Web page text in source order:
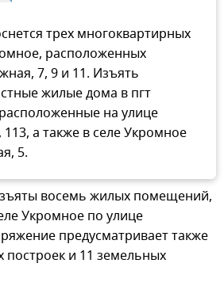
трех многоквартирных
расположенных
7, 9 и 11. Изъять
жилые дома в пгт
на улице
113, а также в селе Укромное
5.
восемь жилых помещений,
Укромное по улице
предусматривает также
построек и 11 земельных